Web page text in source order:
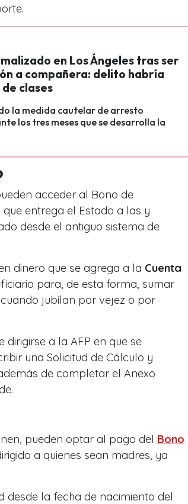
en Los Ángeles tras ser
a compañera: delito habría
clases
la medida cautelar de arresto
los tres meses que se desarrolla la
acceder al Bono de
entrega el Estado a las y
desde el antiguo sistema de
dinero que se agrega a la Cuenta
para, de esta forma, sumar
jubilan por vejez o por
a la AFP en que se
una Solicitud de Cálculo y
de completar el Anexo
pueden optar al pago del Bono
a quienes sean madres, ya
la fecha de nacimiento del